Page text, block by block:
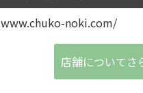
www.chuko-noki.com/
店舗についてさ